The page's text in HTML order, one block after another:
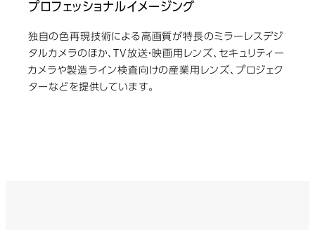
プロフェッショナルイメージング
独自の色再現技術による高画質が特長のミラーレスデジ
タルカメラのほか、TV放送・映画用レンズ、セキュリティー
カメラや製造ライン検査向けの産業用レンズ、プロジェク
ターなどを提供しています。